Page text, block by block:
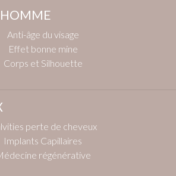
Anti-âge du visage
Effet bonne mine
Corps et Silhouette
perte de cheveux
Implants Capillaires
régénérative